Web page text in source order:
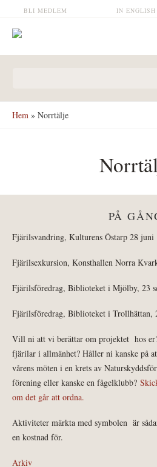
Hoppa till huvudinnehåll IN ENGLISH
BLI MEDLEM
Hem » Norrtälje
PÅ
Fjärilsvandring, Kulturens Östarp 28 juni
Fjärilsexkursion, Konsthallen Norra
Fjärilsföredrag, Biblioteket i Mjölby, 23
Fjärilsföredrag, Biblioteket i Trollhättan,
Vill ni att vi berättar om projektet hos
fjärilar i allmänhet? Håller ni kanske på
vårens möten i en krets av
förening eller kanske en fågelklubb?
om det går att ordna.
Aktiviteter märkta med symbolen är
en kostnad för.
Arkiv